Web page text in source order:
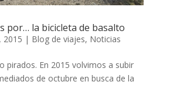
por… la bicicleta de basalto
2015 | Blog de viajes, Noticias
pirados. En 2015 volvimos a subir
de octubre en busca de la